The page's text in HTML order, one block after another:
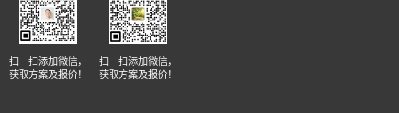
扫一扫添加微信，
获取方案及报价！
扫一扫添加微信，
获取方案及报价！